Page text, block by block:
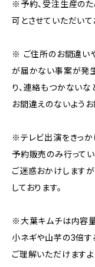
※予約、受注生産の
可とさせていただいて
※ ご住所のお間違い
が届かない事案が発
り、連絡もつかないな
お間違えのないようお
※テレビ出演をきっか
予約販売のみ行ってい
ご迷惑おかけします
しております。
※大葉キムチは内容
小ネギや山芋の3倍す
ご理解いただけますよ